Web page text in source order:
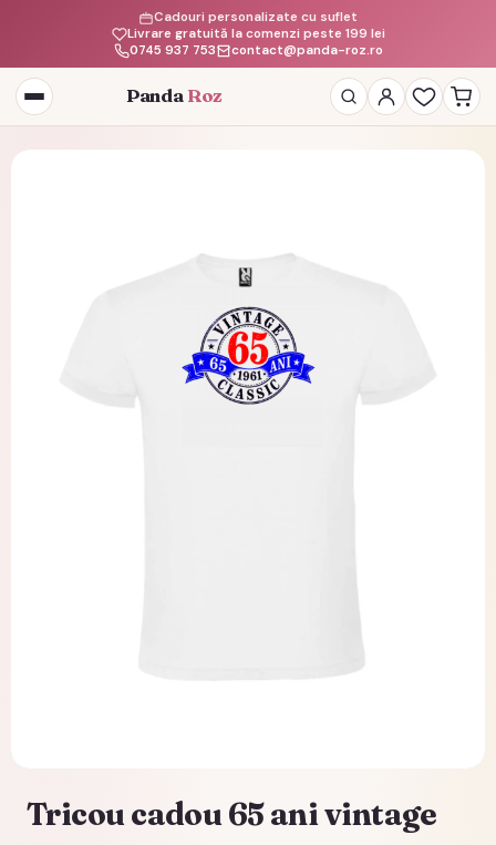
Livrare gratuită la comenzi peste 199 lei
Cadouri personalizate cu suflet
0745 937 753
contact@panda-roz.ro
Deschide
meniul
Panda Roz
Tricou cadou 65 ani vintage